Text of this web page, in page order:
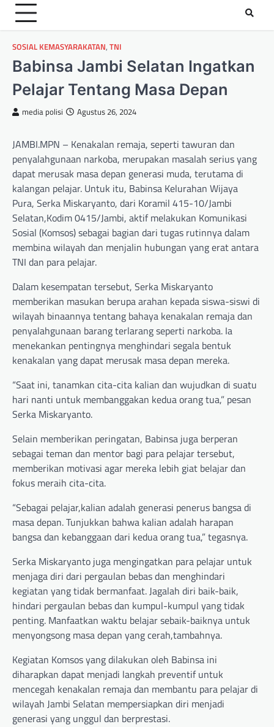
SOSIAL KEMASYARAKATAN, TNI
Babinsa Jambi Selatan Ingatkan
Pelajar Tentang Masa Depan
media polisi Agustus 26, 2024
JAMBI.MPN – Kenakalan remaja, seperti tawuran dan
penyalahgunaan narkoba, merupakan masalah serius yang
dapat merusak masa depan generasi muda, terutama di
kalangan pelajar. Untuk itu, Babinsa Kelurahan Wijaya
Pura, Serka Miskaryanto, dari Koramil 415-10/Jambi
Selatan,Kodim 0415/Jambi, aktif melakukan Komunikasi
Sosial (Komsos) sebagai bagian dari tugas rutinnya dalam
membina wilayah dan menjalin hubungan yang erat antara
TNI dan para pelajar.
Dalam kesempatan tersebut, Serka Miskaryanto
memberikan masukan berupa arahan kepada siswa-siswi di
wilayah binaannya tentang bahaya kenakalan remaja dan
penyalahgunaan barang terlarang seperti narkoba. Ia
menekankan pentingnya menghindari segala bentuk
kenakalan yang dapat merusak masa depan mereka.
“Saat ini, tanamkan cita-cita kalian dan wujudkan di suatu
hari nanti untuk membanggakan kedua orang tua,” pesan
Serka Miskaryanto.
Selain memberikan peringatan, Babinsa juga berperan
sebagai teman dan mentor bagi para pelajar tersebut,
memberikan motivasi agar mereka lebih giat belajar dan
fokus meraih cita-cita.
“Sebagai pelajar,kalian adalah generasi penerus bangsa di
masa depan. Tunjukkan bahwa kalian adalah harapan
bangsa dan kebanggaan dari kedua orang tua,” tegasnya.
Serka Miskaryanto juga mengingatkan para pelajar untuk
menjaga diri dari pergaulan bebas dan menghindari
kegiatan yang tidak bermanfaat. Jagalah diri baik-baik,
hindari pergaulan bebas dan kumpul-kumpul yang tidak
penting. Manfaatkan waktu belajar sebaik-baiknya untuk
menyongsong masa depan yang cerah,tambahnya.
Kegiatan Komsos yang dilakukan oleh Babinsa ini
diharapkan dapat menjadi langkah preventif untuk
mencegah kenakalan remaja dan membantu para pelajar di
wilayah Jambi Selatan mempersiapkan diri menjadi
generasi yang unggul dan berprestasi.